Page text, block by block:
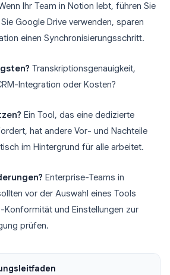
Ihr Team in Notion lebt, führen Sie
Google Drive verwenden, sparen
einen Synchronisierungsschritt.
Transkriptionsgenauigkeit,
Integration oder Kosten?
Ein Tool, das eine dedizierte
hat andere Vor- und Nachteile
im Hintergrund für alle arbeitet.
Enterprise-Teams in
vor der Auswahl eines Tools
Konformität und Einstellungen zur
prüfen.